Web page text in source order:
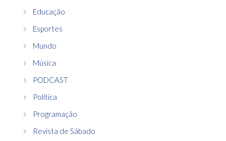
Educação
Esportes
Mundo
Música
PODCAST
Política
Programação
Revista de Sábado